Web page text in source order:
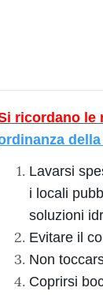
ricordano le
Lavarsi
i locali
soluzioni
Evitare il
Non
Coprirsi